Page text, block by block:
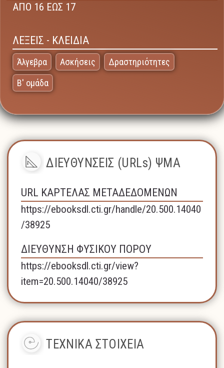
ΑΠΟ 16 ΕΩΣ 17
ΛΕΞΕΙΣ - ΚΛΕΙΔΙΑ
Άλγεβρα Ασκήσεις
Δραστηριότητες
Β' ομάδα
ΔΙΕΥΘΥΝΣΕΙΣ (URLs) ΨΜΑ
URL ΚΑΡΤΕΛΑΣ ΜΕΤΑΔΕΔΟΜΕΝΩΝ
https://ebooksdl.cti.gr/handle/20.500.14040
/38925
ΔΙΕΥΘΥΝΣΗ ΦΥΣΙΚΟΥ ΠΟΡΟΥ
https://ebooksdl.cti.gr/view?
item=20.500.14040/38925
ΤΕΧΝΙΚΑ ΣΤΟΙΧΕΙΑ